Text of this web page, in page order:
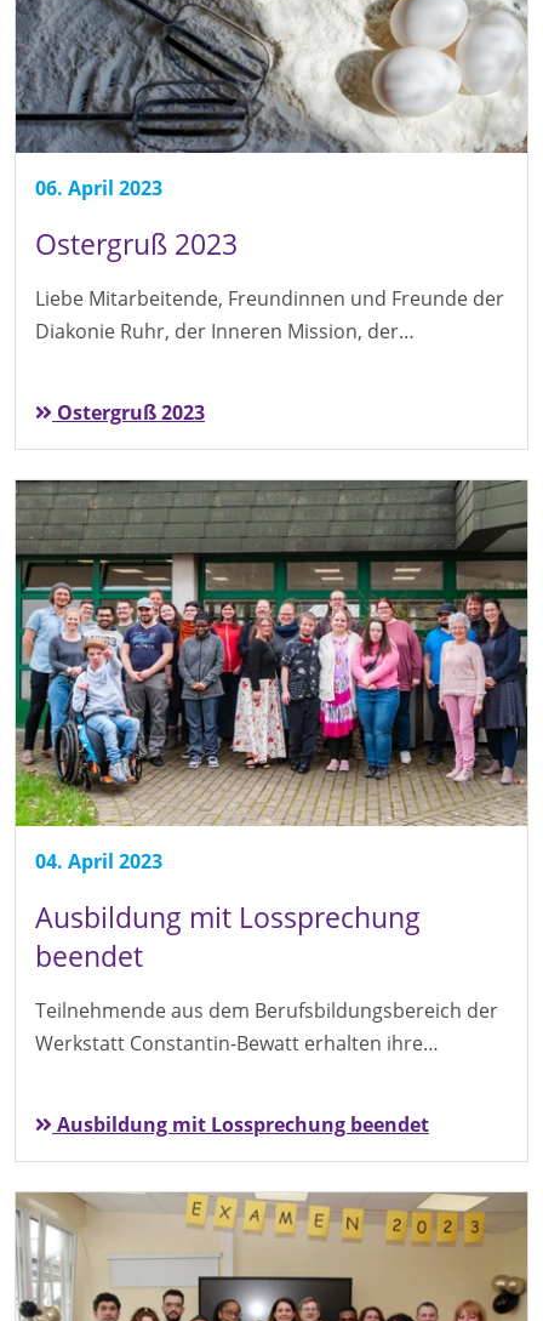
06. April 2023
Ostergruß 2023
Liebe Mitarbeitende, Freundinnen und Freunde der
Diakonie Ruhr, der Inneren Mission, der…
Ostergruß 2023
04. April 2023
Ausbildung mit Lossprechung
beendet
Teilnehmende aus dem Berufsbildungsbereich der
Werkstatt Constantin-Bewatt erhalten ihre…
Ausbildung mit Lossprechung beendet